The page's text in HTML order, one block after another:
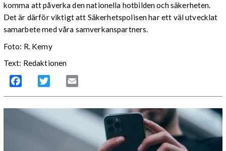
komma att påverka den nationella hotbilden och säkerheten.
Det är därför viktigt att Säkerhetspolisen har ett väl utvecklat
samarbete med våra samverkanspartners.
Foto: R. Kemy
Text: Redaktionen
Facebook Twitter